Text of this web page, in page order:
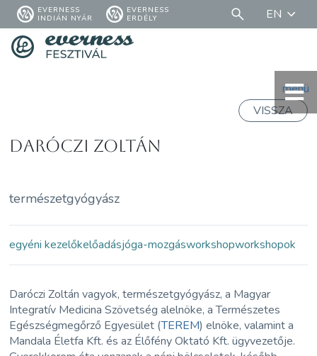
EVERNESS
INDIÁN NYÁR
EVERNESS
ERDÉLY
EN
menü
VISSZA
Daróczi Zoltán
természetgyógyász
egyéni kezelőkelőadásjóga-mozgásworkshopworkshopok
Daróczi Zoltán vagyok, természetgyógyász, a Magyar
Integratív Medicina Szövetség alelnöke, a Természetes
Egészségmegőrző Egyesület (TEREM) elnöke, valamint a
Mandala Életfa Kft. és az Élőfény Oktató Kft. ügyvezetője.